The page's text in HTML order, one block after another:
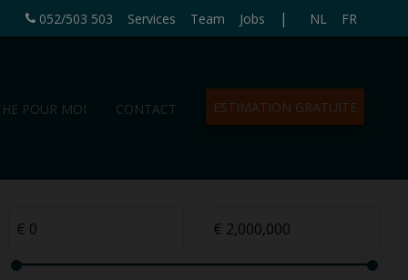
052/503 503 Services Team Jobs | NL FR
POUR MOI CONTACT ESTIMATION GRATUITE